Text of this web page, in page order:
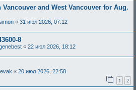
and West Vancouver for Aug.
« 31 июл 2026, 07:12
8
« 22 июл 2026, 18:12
levak « 20 июл 2026, 22:58
1 2